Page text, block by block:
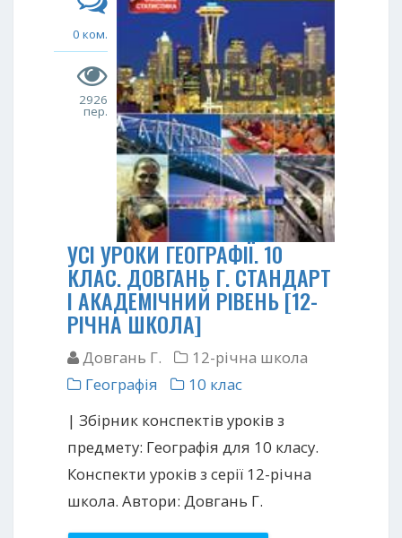
0 ком.
2926
пер.
УСІ УРОКИ ГЕОГРАФІЇ. 10
КЛАС. ДОВГАНЬ Г. СТАНДАРТ
І АКАДЕМІЧНИЙ РІВЕНЬ [12-
РІЧНА ШКОЛА]
Довгань Г.
12-річна школа
Географія
10 клас
| Збірник конспектів уроків з
предмету: Географія для 10 класу.
Конспекти уроків з серії 12-річна
школа. Автори: Довгань Г.